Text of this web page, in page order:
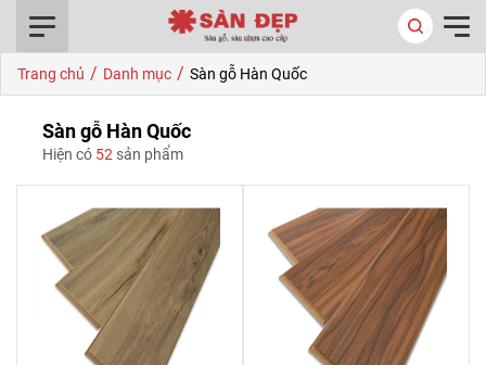
Trang chủ / Danh mục / Sàn gỗ Hàn Quốc
Sàn gỗ Hàn Quốc
Hiện có 52 sản phẩm